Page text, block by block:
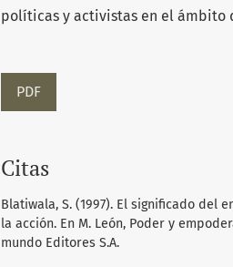
políticas y activistas en el ámbito
PDF
Citas
Blatiwala, S. (1997). El significado del
la acción. En M. León, Poder y
mundo Editores S.A.